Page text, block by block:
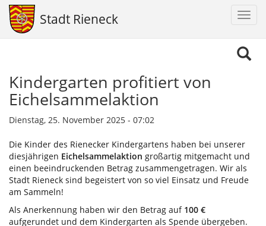
Stadt Rieneck
Kindergarten profitiert von
Eichelsammelaktion
Dienstag, 25. November 2025 - 07:02
Die Kinder des Rienecker Kindergartens haben bei unserer
diesjährigen Eichelsammelaktion großartig mitgemacht und
einen beeindruckenden Betrag zusammengetragen. Wir als
Stadt Rieneck sind begeistert von so viel Einsatz und Freude
am Sammeln!
Als Anerkennung haben wir den Betrag auf 100 €
aufgerundet und dem Kindergarten als Spende übergeben.